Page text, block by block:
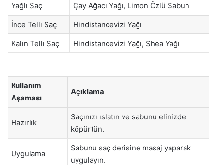
Yağlı Saç Çay Ağacı Yağı, Limon Özlü Sabun
İnce Tellı Saç Hindistancevizi Yağı
Kalın Tellı Saç Hindistancevizi Yağı, Shea Yağı
Kullanım
Aşaması
Açıklama
Hazırlık
Saçınızı ıslatın ve sabunu elinizde
köpürtün.
Uygulama
Sabunu saç derisine masaj yaparak
uygulayın.